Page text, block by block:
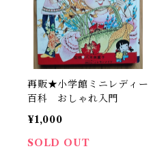
再販★小学館ミニレディー
百科 おしゃれ入門
¥1,000
SOLD OUT